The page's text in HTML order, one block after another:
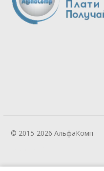
© 2015-2026 АльфаКомп